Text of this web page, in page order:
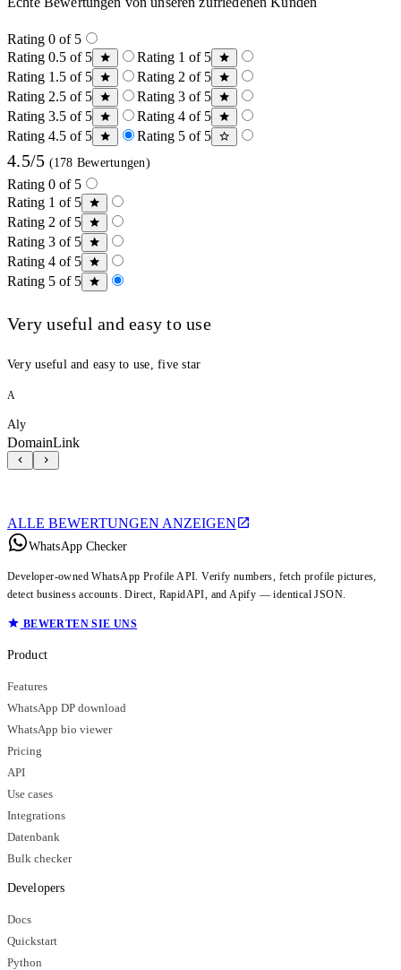
Rating 0 of 5
Rating 0.5 of 5
Rating 1 of 5
Rating 1.5 of 5
Rating 2 of 5
Rating 2.5 of 5
Rating 3 of 5
Rating 3.5 of 5
Rating 4 of 5
Rating 4.5 of 5
Rating 5 of 5
4.5/5 (178 Bewertungen)
Rating 0 of 5
Rating 1 of 5
Rating 2 of 5
Rating 3 of 5
Rating 4 of 5
Rating 5 of 5
Very useful and easy to use
Very useful and easy to use, five star
A
Aly
DomainLink
ALLE BEWERTUNGEN ANZEIGEN
WhatsApp Checker
Developer-owned WhatsApp Profile API. Verify numbers, fetch profile pictures,
detect business accounts. Direct, RapidAPI, and Apify — identical JSON.
BEWERTEN SIE UNS
Product
Features
WhatsApp DP download
WhatsApp bio viewer
Pricing
API
Use cases
Integrations
Datenbank
Bulk checker
Developers
Docs
Quickstart
Python